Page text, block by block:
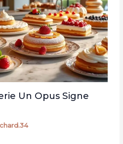
Un Opus Signe